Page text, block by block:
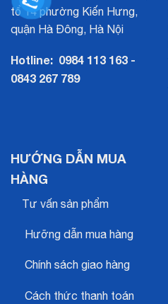
tổ 14 phường Kiến Hưng,
quận Hà Đông, Hà Nội
Hotline: 0984 113 163 -
0843 267 789
HƯỚNG DẪN MUA
HÀNG
Tư vấn sản phẩm
Hưỡng dẫn mua hàng
Chính sách giao hàng
Cách thức thanh toán